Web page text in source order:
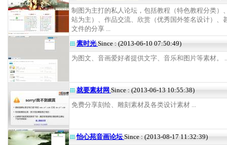
制图为主打的私人论坛，包括教程（特色教程分类）
站为主）、作品交流、欣赏（优秀国外签名设计）、
文件的分享 ...
素时光Since : (2013-06-10 07:50:49)
为图文、音画爱好者提供文字、音乐和图片等素材。
就要素材网 Since : (2013-06-13 10:55:38)
免费分享刻绘、雕刻素材及各类设计素材 ...
怡心苑音画论坛Since : (2013-08-17 11:32:39)